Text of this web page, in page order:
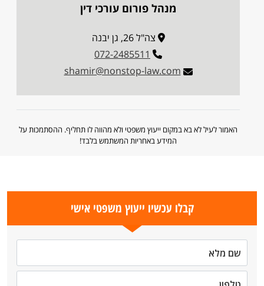
מנהל פורום עורכי דין
צה"ל 26, גן יבנה
072-2485511
shamir@nonstop-law.com
האמור לעיל לא בא במקום ייעוץ משפטי ולא מהווה לו תחליף. ההסתמכות על
המידע באחריות המשתמש בלבד!
קבלו עכשיו ייעוץ משפטי אישי